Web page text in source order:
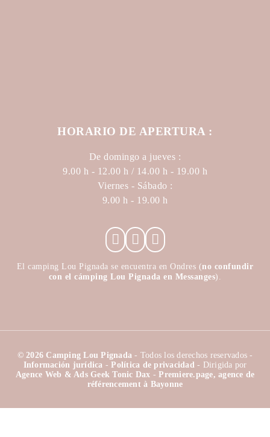
HORARIO DE APERTURA :
De domingo a jueves :
9.00 h - 12.00 h / 14.00 h - 19.00 h
Viernes - Sábado :
9.00 h - 19.00 h
El camping Lou Pignada se encuentra en Ondres (no confundir
con el cámping Lou Pignada en Messanges).
© 2026 Camping Lou Pignada - Todos los derechos reservados -
Información jurídica -Política de privacidad - Dirigida por
Agence Web & Ads Geek Tonic Dax -Premiere.page, agence de
référencement à Bayonne